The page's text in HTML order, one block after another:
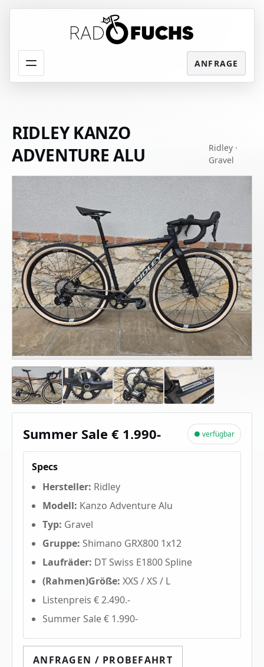
Menü
RIDLEY KANZO
ADVENTURE ALU
Ridley ·
Gravel
Summer Sale € 1.990- ● verfügbar
Specs
Hersteller: Ridley
Modell: Kanzo Adventure Alu
Typ: Gravel
Gruppe: Shimano GRX800 1x12
Laufräder: DT Swiss E1800 Spline
(Rahmen)Größe: XXS / XS / L
Listenpreis € 2.490.-
Summer Sale € 1.990-
ANFRAGEN / PROBEFAHRT